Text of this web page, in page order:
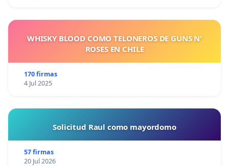
WHISKY BLOOD COMO TELONEROS DE GUNS N'
ROSES EN CHILE
170 firmas
4 Jul 2025
Solicitud Raul como mayordomo
57 firmas
20 Jul 2026